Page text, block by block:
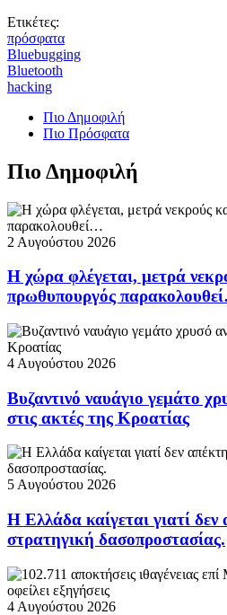
Ετικέτες:
πρόσφατα
Bluebugging
Bluetooth
hacking
Πιο Δημοφιλή
Πιο Πρόσφατα
Πιο Δημοφιλή
2 Αυγούστου 2026
Η χώρα φλέγεται, μετρά
πρωθυπουργός
4 Αυγούστου 2026
Βυζαντινό ναυάγιο γεμάτο
στις ακτές της Κροατίας
5 Αυγούστου 2026
Η Ελλάδα καίγεται γιατί δεν
στρατηγική δασοπροστασίας.
4 Αυγούστου 2026